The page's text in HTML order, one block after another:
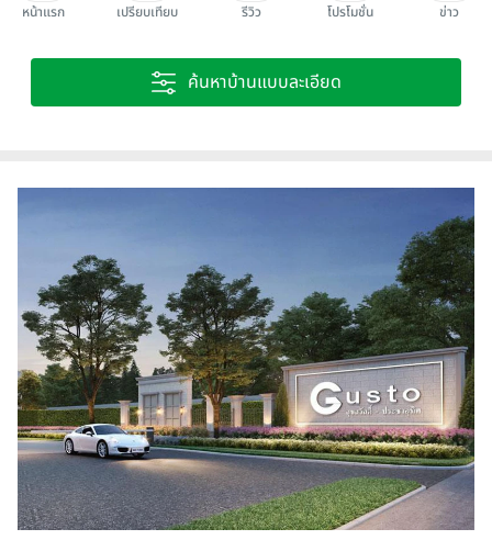
หน้าแรก เปรียบเทียบ รีวิว โปรโมชั่น ข่าว
ค้นหาบ้านแบบละเอียด